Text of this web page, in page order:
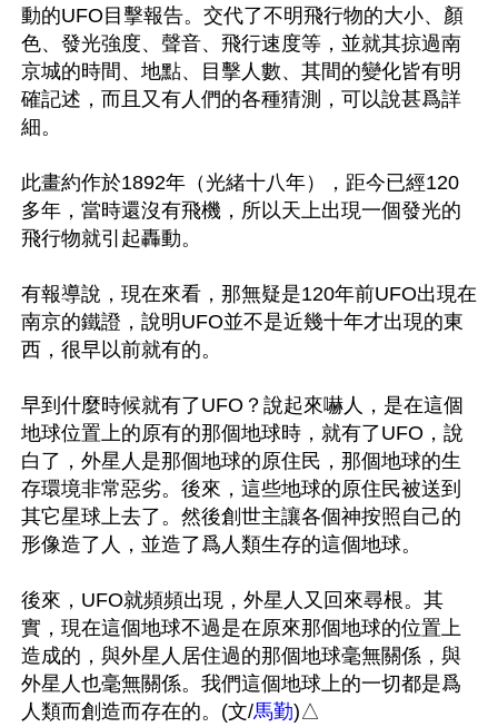
動的UFO目擊報告。交代了不明飛行物的大小、顏
色、發光強度、聲音、飛行速度等，並就其掠過南
京城的時間、地點、目擊人數、其間的變化皆有明
確記述，而且又有人們的各種猜測，可以說甚爲詳
細。
此畫約作於1892年（光緒十八年），距今已經120
多年，當時還沒有飛機，所以天上出現一個發光的
飛行物就引起轟動。
有報導說，現在來看，那無疑是120年前UFO出現在
南京的鐵證，說明UFO並不是近幾十年才出現的東
西，很早以前就有的。
早到什麼時候就有了UFO？說起來嚇人，是在這個
地球位置上的原有的那個地球時，就有了UFO，說
白了，外星人是那個地球的原住民，那個地球的生
存環境非常惡劣。後來，這些地球的原住民被送到
其它星球上去了。然後創世主讓各個神按照自己的
形像造了人，並造了爲人類生存的這個地球。
後來，UFO就頻頻出現，外星人又回來尋根。其
實，現在這個地球不過是在原來那個地球的位置上
造成的，與外星人居住過的那個地球毫無關係，與
外星人也毫無關係。我們這個地球上的一切都是爲
人類而創造而存在的。(文/馬勤)△